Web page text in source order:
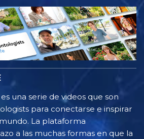
es una serie de videos que son
para conectarse e inspirar
La plataforma
a las muchas formas en que la